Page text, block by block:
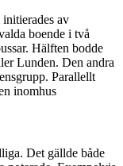
av
boende i två
Hälften bodde
Lunden. Den andra
Parallellt
inomhus
Det gällde både